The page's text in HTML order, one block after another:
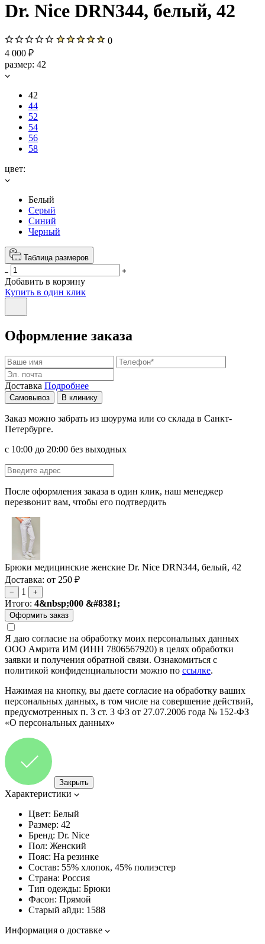
Dr. Nice DRN344, белый, 42
0
4 000 ₽
размер: 42
42
44
52
54
56
58
цвет:
Белый
Серый
Синий
Черный
Таблица размеров
Добавить в корзину
Купить в один клик
Оформление заказа
Доставка Подробнее
Самовывоз В клинику
Заказ можно забрать из шоурума или со склада в Санкт-
Петербурге.
с 10:00 до 20:00 без выходных
После оформления заказа в один клик, наш менеджер
перезвонит вам, чтобы его подтвердить
Брюки медицинские женские Dr. Nice DRN344, белый, 42
Доставка: от 250 ₽
− 1 +
Итого: 4&nbsp;000 &#8381;
Я даю согласие на обработку моих персональных данных
ООО Амрита ИМ (ИНН 7806567920) в целях обработки
заявки и получения обратной связи. Ознакомиться с
политикой конфиденциальности можно по ссылке.
Нажимая на кнопку, вы даете согласие на обработку ваших
персональных данных, в том числе на совершение действий,
предусмотренных п. 3 ст. 3 ФЗ от 27.07.2006 года № 152-ФЗ
«О персональных данных»
Закрыть
Характеристики
Цвет: Белый
Размер: 42
Бренд: Dr. Nice
Пол: Женский
Пояс: На резинке
Состав: 55% хлопок, 45% полиэстер
Страна: Россия
Тип одежды: Брюки
Фасон: Прямой
Старый айди: 1588
Информация о доставке